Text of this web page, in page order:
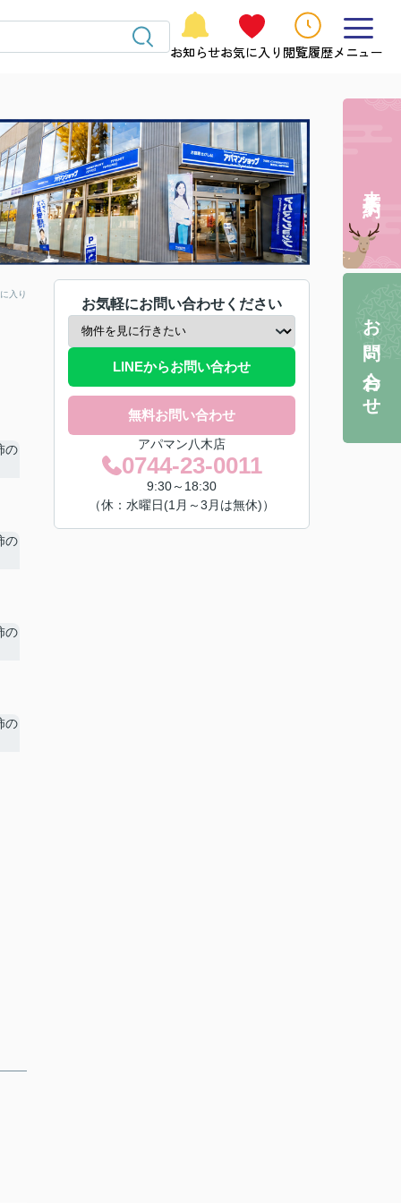
お知らせお気に入り 閲覧履歴メニュー
入り
お気軽にお問い合わせください
LINEからお問い合わせ
無料お問い合わせ
アパマン八木店
0744-23-0011
9:30～18:30
（休：水曜日(1月～3月は無休)）
お問い合わせ